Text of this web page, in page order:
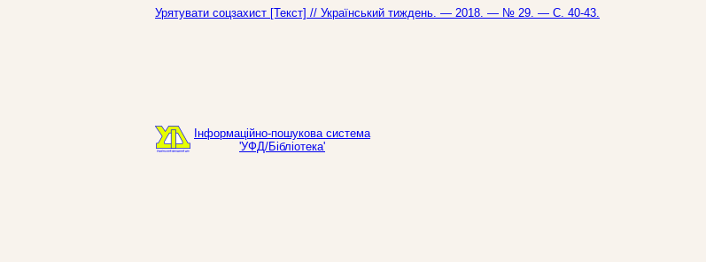
Урятувати соцзахист [Текст] // Український тиждень. — 2018. — № 29. — С. 40-43.
Інформаційно-пошукова система
'УФД/Бібліотека'